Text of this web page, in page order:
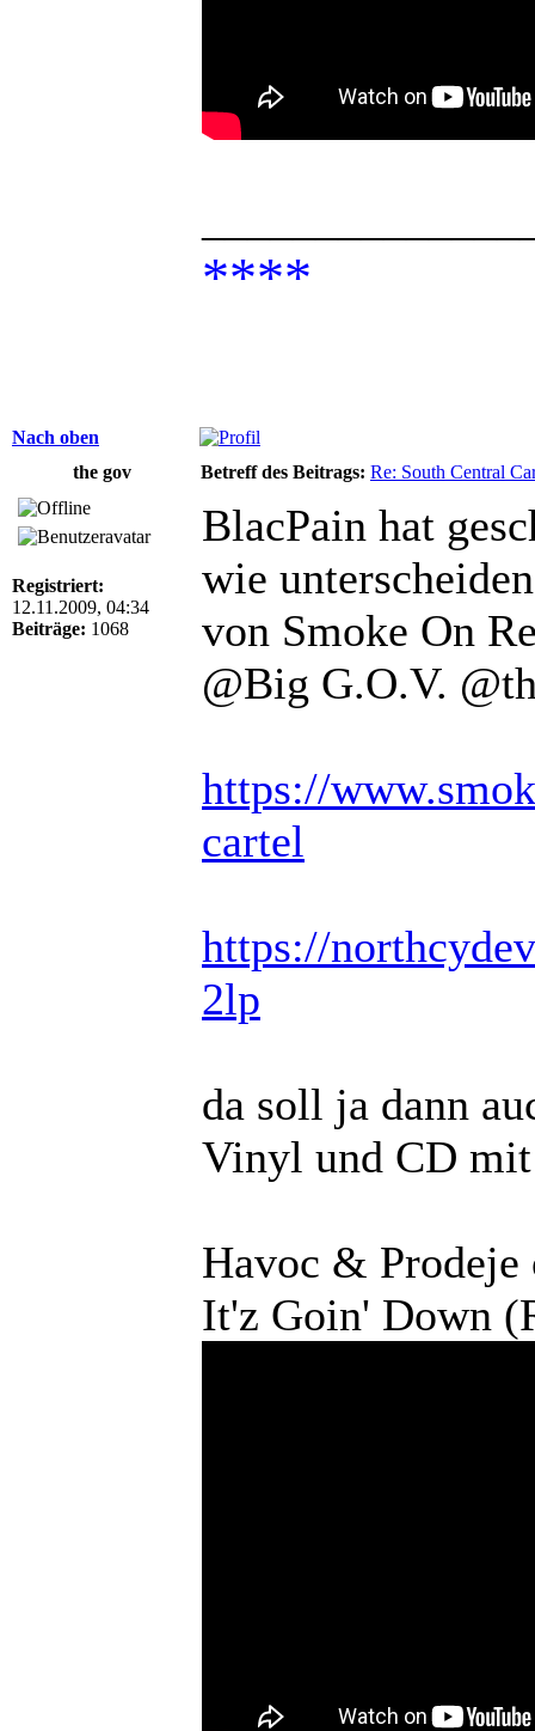
****
Nach oben
the gov
Betreff des Beitrags: Re: South Central
Registriert:
12.11.2009, 04:34
Beiträge: 1068
BlacPain hat
wie
von Smoke On
@Big G.O.V.
https://
cartel
https://
2lp
da soll ja dann
Vinyl und CD
Havoc &
It'z Goin' Down